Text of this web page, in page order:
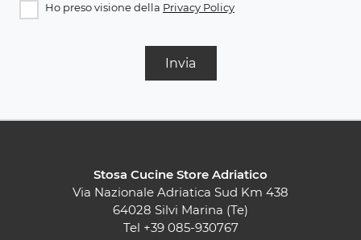
Ho preso visione della Privacy Policy
Invia
Stosa Cucine Store Adriatico
Via Nazionale Adriatica Sud Km 438
64028 Silvi Marina (Te)
Tel +39 085-930767